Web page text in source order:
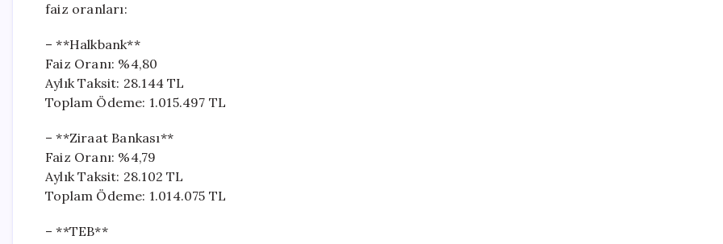
faiz oranları:
– **Halkbank**
Faiz Oranı: %4,80
Aylık Taksit: 28.144 TL
Toplam Ödeme: 1.015.497 TL
– **Ziraat Bankası**
Faiz Oranı: %4,79
Aylık Taksit: 28.102 TL
Toplam Ödeme: 1.014.075 TL
– **TEB**